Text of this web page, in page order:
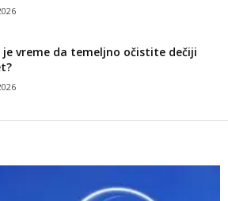
je vreme da temeljno očistite dečiji